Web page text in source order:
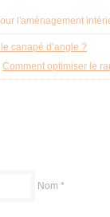
l'aménagement
canapé d’angle ?
Comment optimiser le
Nom *